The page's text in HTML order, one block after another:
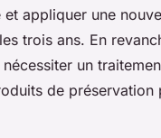
et appliquer une
trois ans. En
un
de préservation